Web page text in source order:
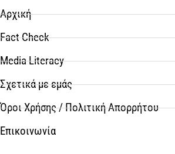
Αρχική
Fact Check
Media Literacy
Σχετικά με εμάς
Όροι Χρήσης / Πολιτική Απορρήτου
Επικοινωνία